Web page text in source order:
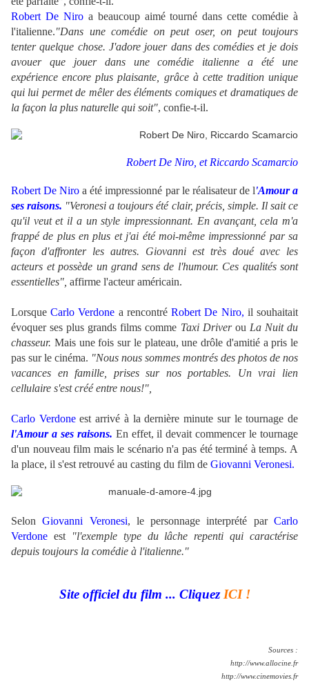
Robert De Niroa beaucoup aimé tourné dans cette comédie à
l'italienne."Dans une comédie on peut oser, on peut toujours
tenter quelque chose. J'adore jouer dans des comédies et je dois
avouer que jouer dans une comédie italienne a été une
expérience encore plus plaisante, grâce à cette tradition unique
qui lui permet de mêler des éléments comiques et dramatiques de
la façon la plus naturelle qui soit", confie-t-il.
Robert De Niro, et Riccardo Scamarcio
Robert De Niro a été impressionné par le réalisateur de l'Amour a
ses raisons. "Veronesi a toujours été clair, précis, simple. Il sait ce
qu'il veut et il a un style impressionnant. En avançant, cela m'a
frappé de plus en plus et j'ai été moi-même impressionné par sa
façon d'affronter les autres. Giovanni est très doué avec les
acteurs et possède un grand sens de l'humour. Ces qualités sont
essentielles", affirme l'acteur américain.
LorsqueCarlo Verdone a rencontréRobert De Niro, il souhaitait
évoquer ses plus grands films comme Taxi Driverou La Nuit du
chasseur. Mais une fois sur le plateau, une drôle d'amitié a pris le
pas sur le cinéma. "Nous nous sommes montrés des photos de nos
vacances en famille, prises sur nos portables. Un vrai lien
cellulaire s'est créé entre nous!",
Carlo Verdoneest arrivé à la dernière minute sur le tournage de
l'Amour a ses raisons. En effet, il devait commencer le tournage
d'un nouveau film mais le scénario n'a pas été terminé à temps. A
la place, il s'est retrouvé au casting du film de Giovanni Veronesi.
SelonGiovanni Veronesi, le personnage interprété parCarlo
Verdone est
"l'exemple type du lâche repenti qui caractérise
depuis toujours la comédie à l'italienne."
Site officiel du film ... Cliquez ICI !
Sources :
http://www.allocine.fr
http://www.cinemovies.fr